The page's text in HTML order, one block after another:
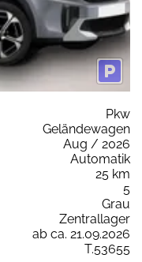
Pkw
Geländewagen
Aug / 2026
Automatik
25 km
5
Grau
Zentrallager
ab ca. 21.09.2026
T.53655